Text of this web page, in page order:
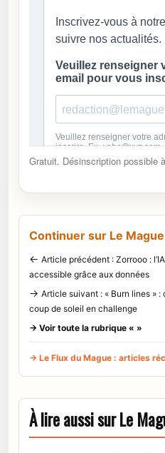
Gratuit. Désinscription possible
Continuer sur Le Mague
← Article précédent : Zorrooo :
accessible grâce aux données
→ Article suivant : « Burn lines »
coup de soleil en challenge
→ Voir toute la rubrique « »
→ Le Flux du Mague : articles
À lire aussi sur Le